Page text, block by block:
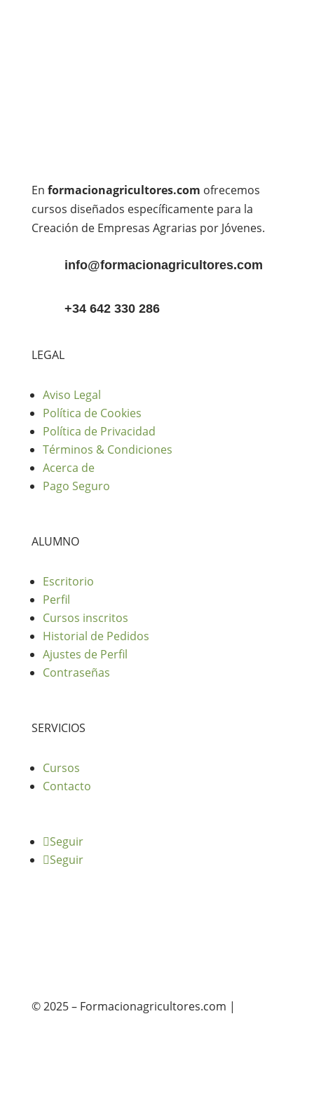
En formacionagricultores.com ofrecemos
cursos diseñados específicamente para la
Creación de Empresas Agrarias por Jóvenes.
info@formacionagricultores.com
+34 642 330 286
LEGAL
Aviso Legal
Política de Cookies
Política de Privacidad
Términos & Condiciones
Acerca de
Pago Seguro
ALUMNO
Escritorio
Perfil
Cursos inscritos
Historial de Pedidos
Ajustes de Perfil
Contraseñas
SERVICIOS
Cursos
Contacto
Seguir
Seguir
© 2025 – Formacionagricultores.com |